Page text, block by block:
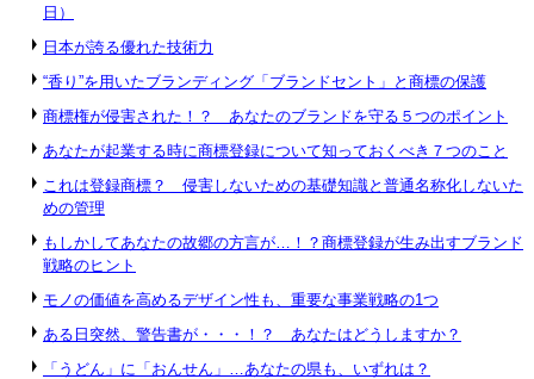
日）
日本が誇る優れた技術力
“香り”を用いたブランディング「ブランドセント」と商標の保護
商標権が侵害された！？ あなたのブランドを守る５つのポイント
あなたが起業する時に商標登録について知っておくべき７つのこと
これは登録商標？ 侵害しないための基礎知識と普通名称化しないた
めの管理
もしかしてあなたの故郷の方言が…！？商標登録が生み出すブランド
戦略のヒント
モノの価値を高めるデザイン性も、重要な事業戦略の1つ
ある日突然、警告書が・・・！？ あなたはどうしますか？
「うどん」に「おんせん」…あなたの県も、いずれは？